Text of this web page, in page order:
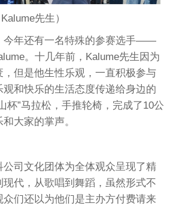
先生）
今年还有一名特殊的参赛选手——
。十几年前，Kalume先生因为
但是他生性乐观，一直积极参与
和快乐的生活态度传递给身边的
杯”马拉松，手推轮椅，完成了10公
大家的掌声。
公司文化团体为全体观众呈现了精
代，从歌唱到舞蹈，虽然形式不
众们还以为他们是主办方付费请来